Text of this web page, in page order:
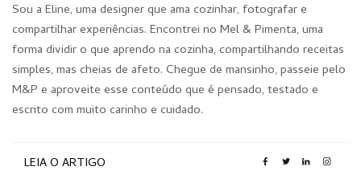
Sou a Eline, uma designer que ama cozinhar, fotografar e
compartilhar experiências. Encontrei no Mel & Pimenta, uma
forma dividir o que aprendo na cozinha, compartilhando receitas
simples, mas cheias de afeto. Chegue de mansinho, passeie pelo
M&P e aproveite esse conteúdo que é pensado, testado e
escrito com muito carinho e cuidado.
LEIA O ARTIGO